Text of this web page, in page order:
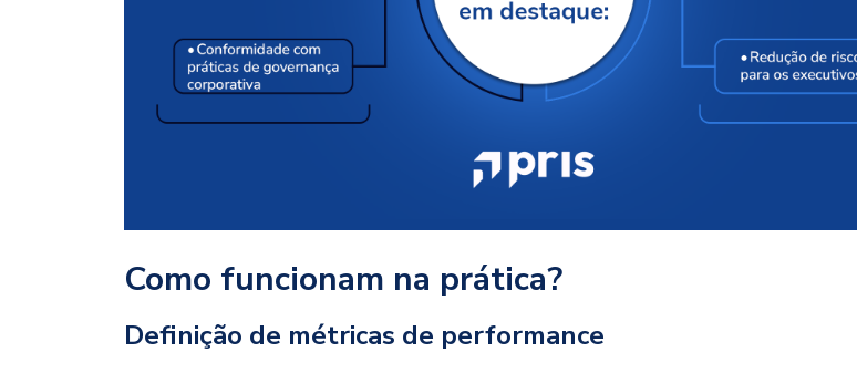
Como funcionam na prática?
Definição de métricas de performance